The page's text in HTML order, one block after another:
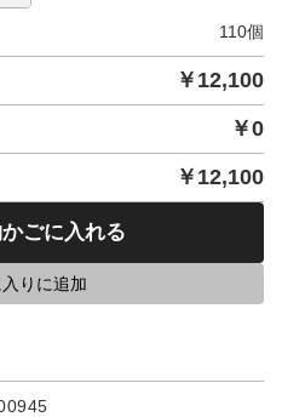
110個
￥ 12,100
￥0
￥ 12,100
ごに入れる
りに追加